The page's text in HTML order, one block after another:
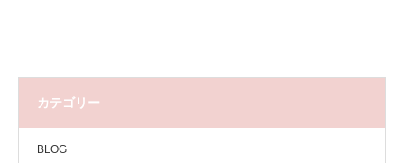
カテゴリー
BLOG